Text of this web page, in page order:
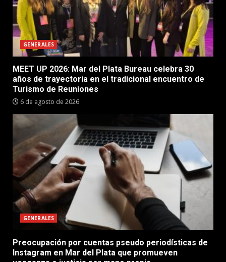
GENERALES
MEET UP 2026: Mar del Plata Bureau celebra 30
años de trayectoria en el tradicional encuentro de
Turismo de Reuniones
6 de agosto de 2026
GENERALES
Preocupación por cuentas pseudo periodísticas de
Instagram en Mar del Plata que promueven